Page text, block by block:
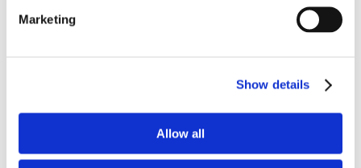
Marketing
Show details
Allow all